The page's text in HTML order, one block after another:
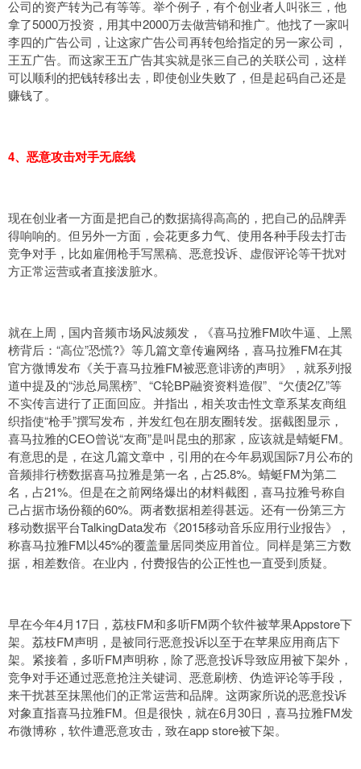
公司的资产转为己有等等。举个例子，有个创业者人叫张三，他
拿了5000万投资，用其中2000万去做营销和推广。他找了一家叫
李四的广告公司，让这家广告公司再转包给指定的另一家公司，
王五广告。而这家王五广告其实就是张三自己的关联公司，这样
可以顺利的把钱转移出去，即使创业失败了，但是起码自己还是
赚钱了。
4、恶意攻击对手无底线
现在创业者一方面是把自己的数据搞得高高的，把自己的品牌弄
得响响的。但另外一方面，会花更多力气、使用各种手段去打击
竞争对手，比如雇佣枪手写黑稿、恶意投诉、虚假评论等干扰对
方正常运营或者直接泼脏水。
就在上周，国内音频市场风波频发，《喜马拉雅FM吹牛逼、上黑
榜背后：“高位”恐慌?》等几篇文章传遍网络，喜马拉雅FM在其
官方微博发布《关于喜马拉雅FM被恶意诽谤的声明》，就系列报
道中提及的“涉总局黑榜”、“C轮BP融资资料造假”、“欠债2亿”等
不实传言进行了正面回应。并指出，相关攻击性文章系某友商组
织指使“枪手”撰写发布，并发红包在朋友圈转发。据截图显示，
喜马拉雅的CEO曾说“友商”是叫昆虫的那家，应该就是蜻蜓FM。
有意思的是，在这几篇文章中，引用的在今年易观国际7月公布的
音频排行榜数据喜马拉雅是第一名，占25.8%。蜻蜓FM为第二
名，占21%。但是在之前网络爆出的材料截图，喜马拉雅号称自
己占据市场份额的60%。两者数据相差得甚远。还有一份第三方
移动数据平台TalkingData发布《2015移动音乐应用行业报告》，
称喜马拉雅FM以45%的覆盖量居同类应用首位。同样是第三方数
据，相差数倍。在业内，付费报告的公正性也一直受到质疑。
早在今年4月17日，荔枝FM和多听FM两个软件被苹果Appstore下
架。荔枝FM声明，是被同行恶意投诉以至于在苹果应用商店下
架。紧接着，多听FM声明称，除了恶意投诉导致应用被下架外，
竞争对手还通过恶意抢注关键词、恶意刷榜、伪造评论等手段，
来干扰甚至抹黑他们的正常运营和品牌。这两家所说的恶意投诉
对象直指喜马拉雅FM。但是很快，就在6月30日，喜马拉雅FM发
布微博称，软件遭恶意攻击，致在app store被下架。